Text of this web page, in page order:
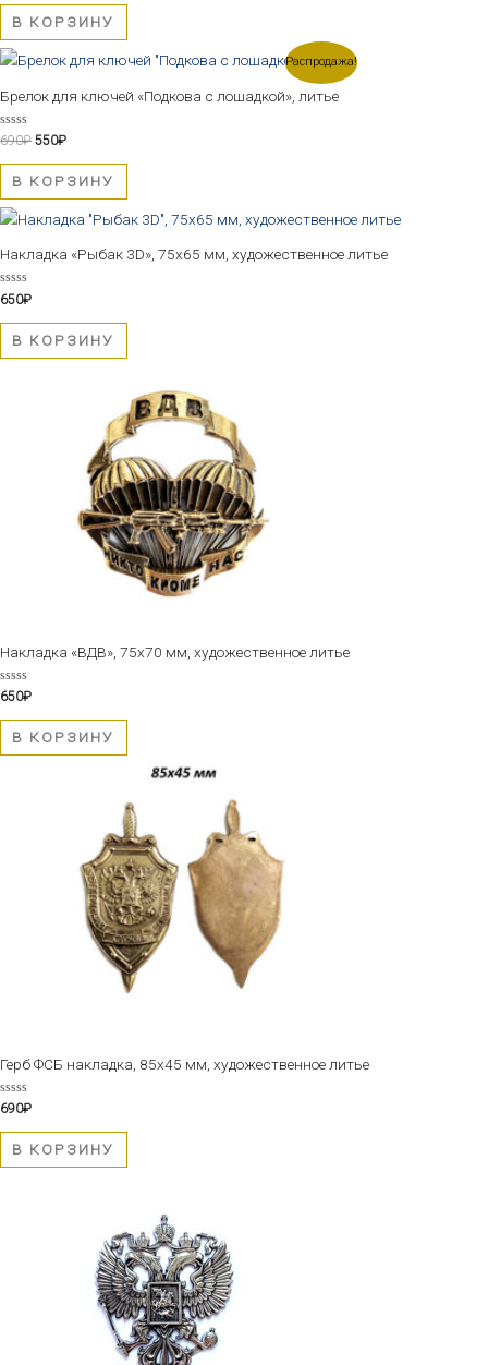
из
В КОРЗИНУ
Распродажа!
Брелок для ключей «Подкова с лошадкой», литье
Оценка
из
690₽
Первоначальная
690₽.
550₽
Текущая
цена:
В КОРЗИНУ
Накладка «Рыбак 3D», 75х65 мм, художественное литье
Оценка
0
из
650₽
В КОРЗИНУ
Накладка «ВДВ», 75х70 мм, художественное литье
Оценка
из
650₽
В КОРЗИНУ
Герб ФСБ накладка, 85х45 мм, художественное литье
Оценка
из
690₽
В КОРЗИНУ